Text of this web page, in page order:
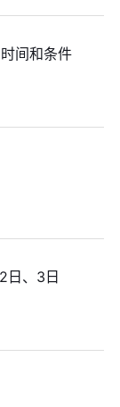
间和条件
日、3日